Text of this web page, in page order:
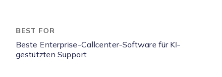
Beste Enterprise-Callcenter-Software für KI-
gestützten Support